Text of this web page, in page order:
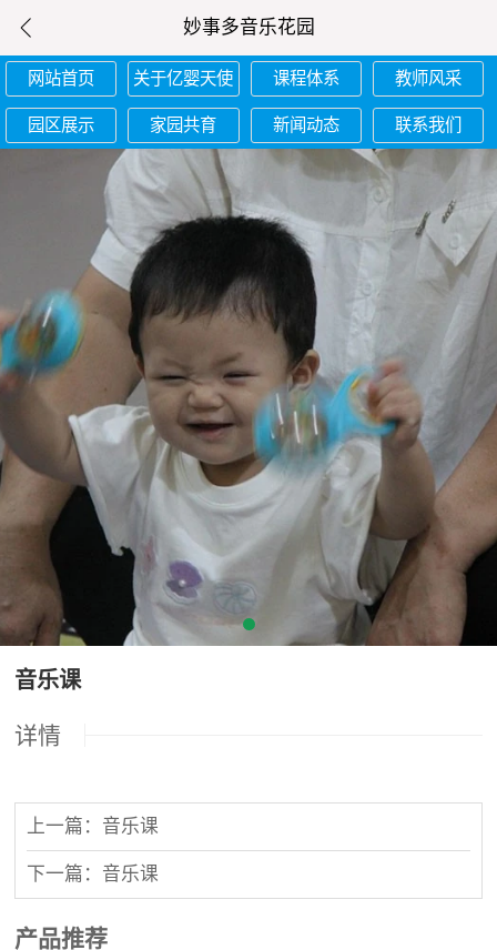
妙事多音乐花园
网站首页 关于亿婴天使 课程体系 教师风采
园区展示 家园共育 新闻动态 联系我们
音乐课
详情
上一篇：音乐课
下一篇：音乐课
产品推荐